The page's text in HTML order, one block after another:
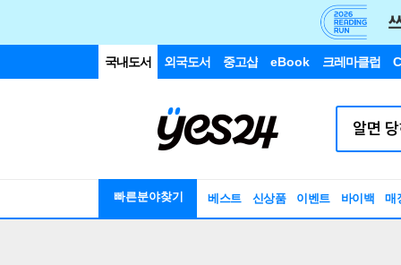
국내도서 외국도서 중고샵 eBook 크레마클럽
빠른분야찾기 베스트 신상품 이벤트 바이백 매